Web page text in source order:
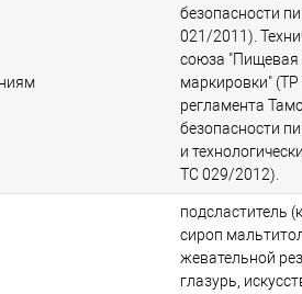
безопасности
021/2011).
союза "Пищевая
маркировки"
регламента
безопасности
и
ТС 029/2012).
подсластитель
сироп
жевательной
глазурь,